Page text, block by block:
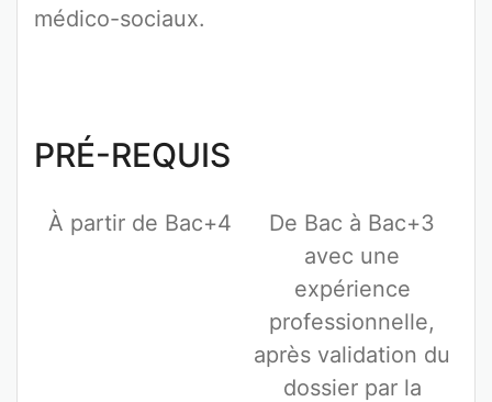
médico-sociaux.
PRÉ-REQUIS
À partir de Bac+4
De Bac à Bac+3
avec une
expérience
professionnelle,
après validation du
dossier par la